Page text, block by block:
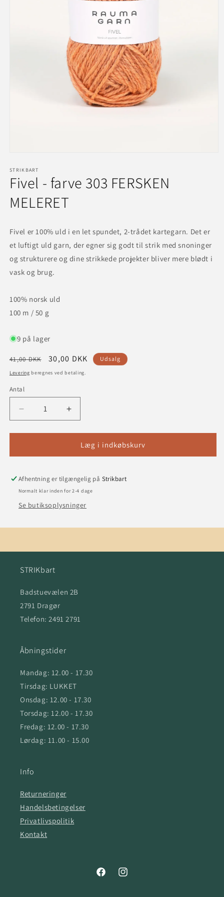
1
i
modus
STRIKBART
Fivel - farve 303 FERSKEN
MELERET
Fivel er 100% uld i en let spundet, 2-trådet kartegarn. Det er
et luftigt uld garn, der egner sig godt til strik med snoninger
og strukturere og dine strikkede projekter bliver mere blødt i
vask og brug.
100% norsk uld
100 m / 50 g
9 på lager
Normalpris
41,00 DKK Udsalgspris
30,00 DKK Udsalg
Levering beregnes ved betaling.
Antal
Reducer
antallet
for
-
303
FERSKEN
Øg
antallet
for
Fivel
-
303
FERSKEN
MELERET
Læg i indkøbskurv
Afhentning er tilgængelig på Strikbart
Normalt klar inden for 2-4 dage
Se butiksoplysninger
STRIKbart
Badstuevælen 2B
2791 Dragør
Telefon: 2491 2791
Åbningstider
Mandag: 12.00 - 17.30
Tirsdag: LUKKET
Onsdag: 12.00 - 17.30
Torsdag: 12.00 - 17.30
Fredag: 12.00 - 17.30
Lørdag: 11.00 - 15.00
Info
Returneringer
Handelsbetingelser
Privatlivspolitik
Kontakt
FacebookInstagram